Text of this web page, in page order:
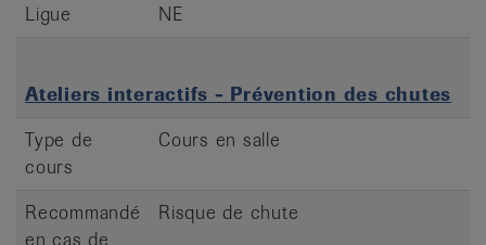
Ligue
NE
Ateliers interactifs - Prévention des chutes
Type de
cours
Cours en salle
Recommandé
en cas de
Risque de chute